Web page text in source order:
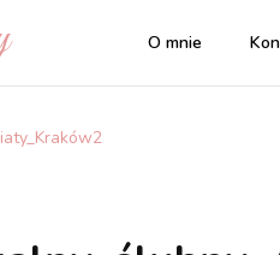
O mnie